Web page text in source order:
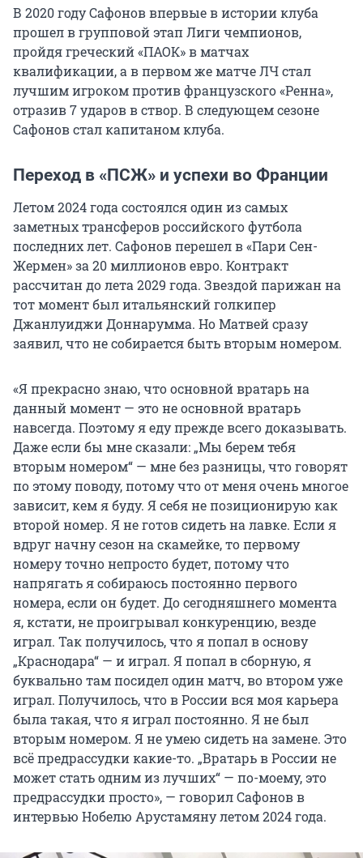
В 2020 году Сафонов впервые в истории клуба
прошел в групповой этап Лиги чемпионов,
пройдя греческий «ПАОК» в матчах
квалификации, а в первом же матче ЛЧ стал
лучшим игроком против французского «Ренна»,
отразив 7 ударов в створ. В следующем сезоне
Сафонов стал капитаном клуба.
Переход в «ПСЖ» и успехи во Франции
Летом 2024 года состоялся один из самых
заметных трансферов российского футбола
последних лет. Сафонов перешел в «Пари Сен-
Жермен» за 20 миллионов евро. Контракт
рассчитан до лета 2029 года. Звездой парижан на
тот момент был итальянский голкипер
Джанлуиджи Доннарумма. Но Матвей сразу
заявил, что не собирается быть вторым номером.
«Я прекрасно знаю, что основной вратарь на
данный момент — это не основной вратарь
навсегда. Поэтому я еду прежде всего доказывать.
Даже если бы мне сказали: „Мы берем тебя
вторым номером“ — мне без разницы, что говорят
по этому поводу, потому что от меня очень многое
зависит, кем я буду. Я себя не позиционирую как
второй номер. Я не готов сидеть на лавке. Если я
вдруг начну сезон на скамейке, то первому
номеру точно непросто будет, потому что
напрягать я собираюсь постоянно первого
номера, если он будет. До сегодняшнего момента
я, кстати, не проигрывал конкуренцию, везде
играл. Так получилось, что я попал в основу
„Краснодара“ — и играл. Я попал в сборную, я
буквально там посидел один матч, во втором уже
играл. Получилось, что в России вся моя карьера
была такая, что я играл постоянно. Я не был
вторым номером. Я не умею сидеть на замене. Это
всё предрассудки какие-то. „Вратарь в России не
может стать одним из лучших“ — по-моему, это
предрассудки просто», — говорил Сафонов в
интервью Нобелю Арустамяну летом 2024 года.